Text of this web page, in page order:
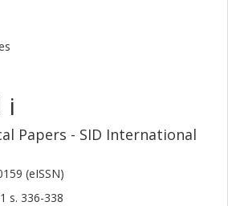
i
Papers - SID International
(eISSN)
1 s. 336-338